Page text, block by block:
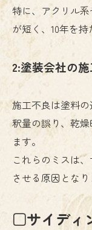
特に、アクリル
が短く、10年を持
2:塗装会社の
施工不良は塗料
釈量の誤り、乾
ます。
これらのミスは
させる原因となり
□サイディ